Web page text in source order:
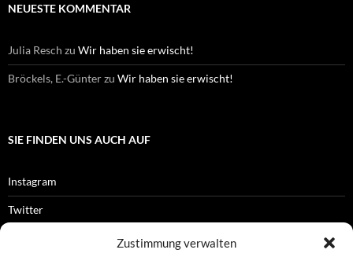
Zustimmung verwalten
NEUESTE KOMMENTAR
Julia Resch zu Wir haben sie erwischt!
Bröckels, E.-Günterzu Wir haben sie erwischt!
SIE FINDEN UNS AUCH AUF
Instagram
Twitter